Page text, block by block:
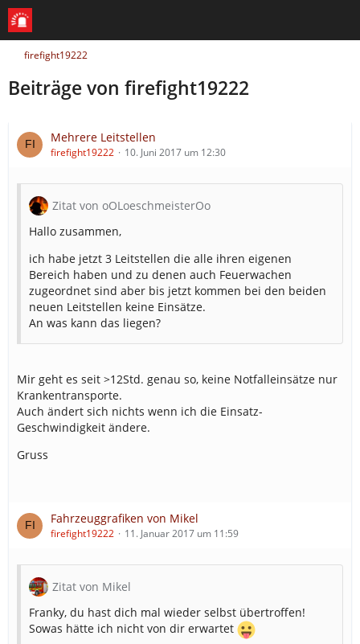
firefight19222
Beiträge von firefight19222
Mehrere Leitstellen
firefight19222 10. Juni 2017 um 12:30
Zitat von oOLoeschmeisterOo
Hallo zusammen,
ich habe jetzt 3 Leitstellen die alle ihren eigenen
Bereich haben und zu denen auch Feuerwachen
zugeordnet sind aber bis jetzt kommen bei den beiden
neuen Leitstellen keine Einsätze.
An was kann das liegen?
Mir geht es seit >12Std. genau so, keine Notfalleinsätze nur
Krankentransporte.
Auch ändert sich nichts wenn ich die Einsatz-
Geschwindigkeit ändere.
Gruss
Fahrzeuggrafiken von Mikel
firefight19222 11. Januar 2017 um 11:59
Zitat von Mikel
Franky, du hast dich mal wieder selbst übertroffen!
Sowas hätte ich nicht von dir erwartet